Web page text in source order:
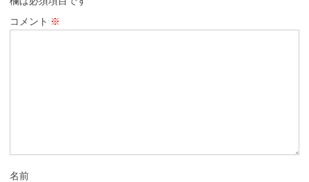
コメント ※
名前